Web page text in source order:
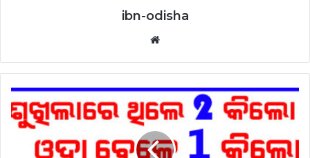
ibn-odisha
Website